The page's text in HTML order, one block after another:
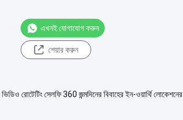
এখনই যোগাযোগ করুন
শেয়ার করুন
রোটেটিং সেলফি 360 জন্মদিনের বিবাহের ইন-ওয়ার্থি লোকেশনের